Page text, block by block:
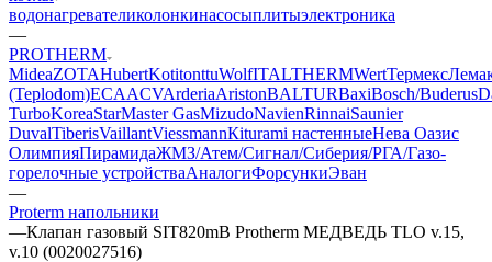
водонагревателиколонкинасосыплитыэлектроника
—
PROTHERM
MideaZOTAHubertKotitonttuWolfITALTHERMWertТермекс
(Teplodom)ECAACVArderiaAristonBALTURBaxiBosch/Buderus
TurboKoreaStarMaster GasMizudoNavienRinnaiSaunier
DuvalTiberisVaillantViessmannКiturami настенныеНева Оазис
ОлимпияПирамидаЖМЗ/Атем/Сигнал/Сиберия/РГА/Газо-
горелочные устройстваAналогиФорсункиЭван
—
Proterm напольники
—Клапан газовый SIT820mB Protherm МЕДВЕДЬ TLO v.15,
v.10 (0020027516)